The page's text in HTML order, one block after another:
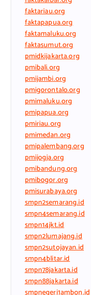
faktariau.org
faktapapua.org
faktamaluku.org
faktasumut.org
pmidkijakarta.org
pmibali.org
pmijambi.org
pmigorontalo.org
pmimaluku.org
pmipapua.org
pmiriau.org
pmimedan.org
pmipalembang.org
pmijogja.org
pmibandung.org
pmibogor.org
pmisurabaya.org
smpn2semarang.id
smpn4semarang.id
smpn14jkt.id
smpn2lumajang.id
smpn2sutojayan.id
smpn4blitar.id
smpn78jakarta.id
smpn88jakarta.id
smpnegeri1ambon.id